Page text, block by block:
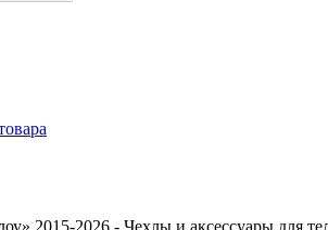
2015-2026 - Чехлы и аксессуары для